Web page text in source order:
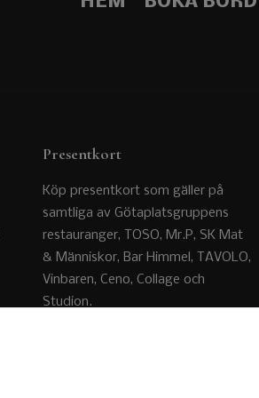
Presentkort
Köp presentkort som gäller på
samtliga av Götaplatsgruppens
restauranger, TOSO, Mr.P, SK Mat
& Människor, Bar Himmel, TAVOLO,
Vinbaren, Ceno, Collage och
Studion.